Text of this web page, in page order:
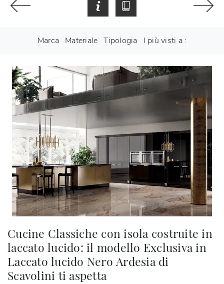
Marca Materiale Tipologia I più visti a :
Cucine Classiche con isola costruite in
laccato lucido: il modello Exclusiva in
Laccato lucido Nero Ardesia di
Scavolini ti aspetta